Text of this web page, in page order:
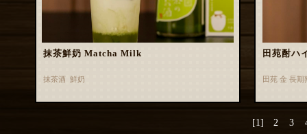
抹茶鮮奶 Matcha Milk
抹茶酒 鮮奶
田苑酎ハ
田苑 金 長
[1] 2 3